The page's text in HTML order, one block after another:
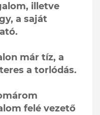
illetve
a saját
már tíz, a
a torlódás.
felé vezető